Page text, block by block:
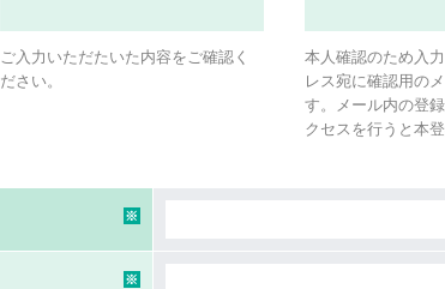
ご入力いただたいた内容をご確認く
ださい。
本人確認のため入
レス宛に確認用の
す。メール内の登
クセスを行うと本
※
※